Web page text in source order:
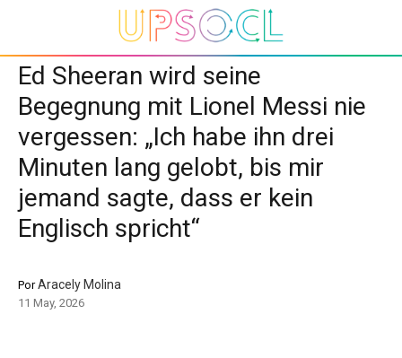
Ed Sheeran wird seine
Begegnung mit Lionel Messi nie
vergessen: „Ich habe ihn drei
Minuten lang gelobt, bis mir
jemand sagte, dass er kein
Englisch spricht“
PorAracely Molina
11 May, 2026